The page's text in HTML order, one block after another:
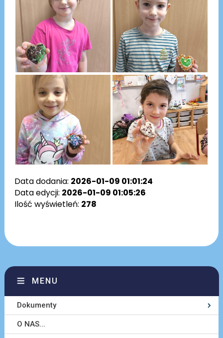
Data dodania: 2026-01-09 01:01:24
Data edycji: 2026-01-09 01:05:26
Ilość wyświetleń: 278
MENU
Dokumenty
O NAS...